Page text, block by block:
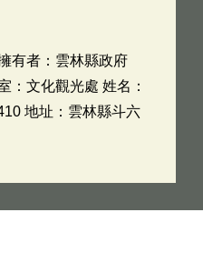
有者：雲林縣政府
：文化觀光處 姓名：
地址：雲林縣斗六